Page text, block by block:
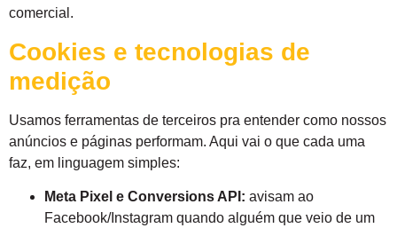
comercial.
Cookies e tecnologias de
medição
Usamos ferramentas de terceiros pra entender como nossos
anúncios e páginas performam. Aqui vai o que cada uma
faz, em linguagem simples:
Meta Pixel e Conversions API: avisam ao
Facebook/Instagram quando alguém que veio de um